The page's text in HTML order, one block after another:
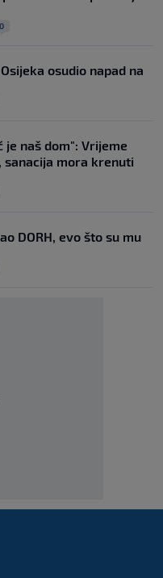
0
osudio napad na
je naš dom": Vrijeme
sanacija mora krenuti
DORH, evo što su mu